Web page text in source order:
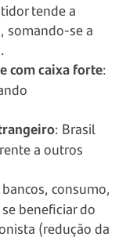
tende a
somando-se a
com caixa forte:
: Brasil
a outros
bancos, consumo,
beneficiar do
(redução da